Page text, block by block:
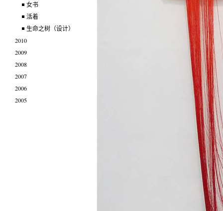
女书
活着
生命之树（设计）
2010
2009
2008
2007
2006
2005